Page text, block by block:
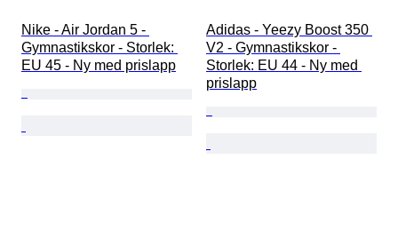
Nike - Air Jordan 5 -
Gymnastikskor - Storlek:
EU 45 - Ny med prislapp
Adidas - Yeezy Boost 350
V2 - Gymnastikskor -
Storlek: EU 44 - Ny med
prislapp